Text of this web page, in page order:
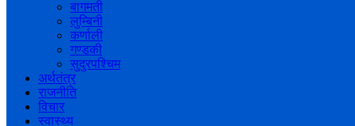
बागमती
लुम्बिनी
कर्णाली
गण्डकी
सुदुरपश्चिम
अर्थतंत्र
राजनीति
विचार
स्वास्थ्य